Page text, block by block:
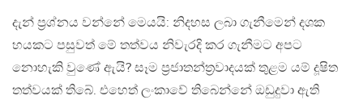
දැන් ප‍්‍රශ්නය වන්නේ මෙයයි: නිදහස ලබා ගැනීමෙන් දශක
හයකට පසුවත් මේ තත්වය නිවැරදි කර ගැනීමට අපට
නොහැකි වුණේ ඇයි? සෑම ප‍්‍රජාතන්ත‍්‍රවාදයක් තුළම යම් දූෂිත
තත්වයක් තිබේ. එහෙත් ලංකාවේ තිබෙන්නේ ඔඩුදුවා ඇති